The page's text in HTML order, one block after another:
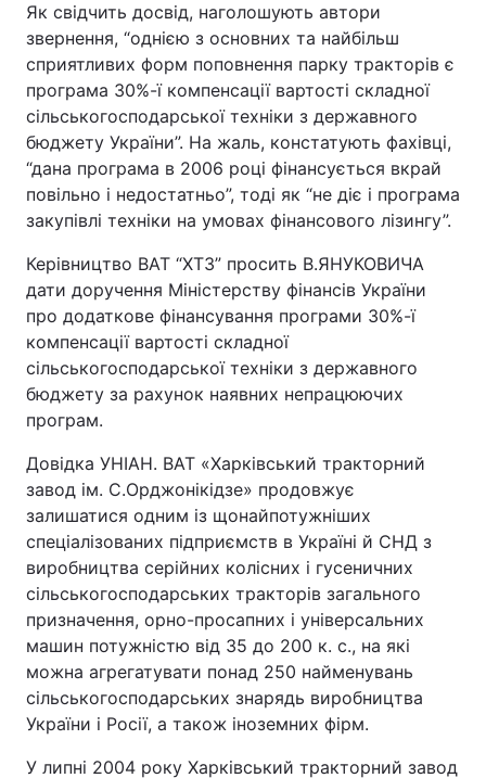
Тема оформлення
Як свідчить досвід, наголошують автори
звернення, “однією з основних та найбільш
сприятливих форм поповнення парку тракторів є
програма 30%-ї компенсації вартості складної
сільськогосподарської техніки з державного
бюджету України”. На жаль, констатують фахівці,
“дана програма в 2006 році фінансується вкрай
повільно і недостатньо”, тоді як “не діє і програма
закупівлі техніки на умовах фінансового лізингу”.
Керівництво ВАТ “ХТЗ” просить В.ЯНУКОВИЧА
дати доручення Міністерству фінансів України
про додаткове фінансування програми 30%-ї
компенсації вартості складної
сільськогосподарської техніки з державного
бюджету за рахунок наявних непрацюючих
програм.
Довідка УНІАН. ВАТ «Харківський тракторний
завод ім. С.Орджонікідзе» продовжує
залишатися одним із щонайпотужніших
спеціалізованих підприємств в Україні й СНД з
виробництва серійних колісних і гусеничних
сільськогосподарських тракторів загального
призначення, орно-просапних і універсальних
машин потужністю від 35 до 200 к. с., на які
можна агрегатувати понад 250 найменувань
сільськогосподарських знарядь виробництва
України і Росії, а також іноземних фірм.
У липні 2004 року Харківський тракторний завод